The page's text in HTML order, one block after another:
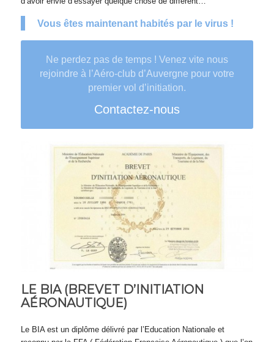
Vous êtes maintenant habités par le virus !
Ne perdez pas de temps ! Venez vite nous
rejoindre à l’Aéro-club d’Auvergne pour votre
premier vol d’initiation.
Contactez-nous
LE BIA (BREVET D’INITIATION
AÉRONAUTIQUE)
Le BIA est un diplôme délivré par l’Education Nationale et